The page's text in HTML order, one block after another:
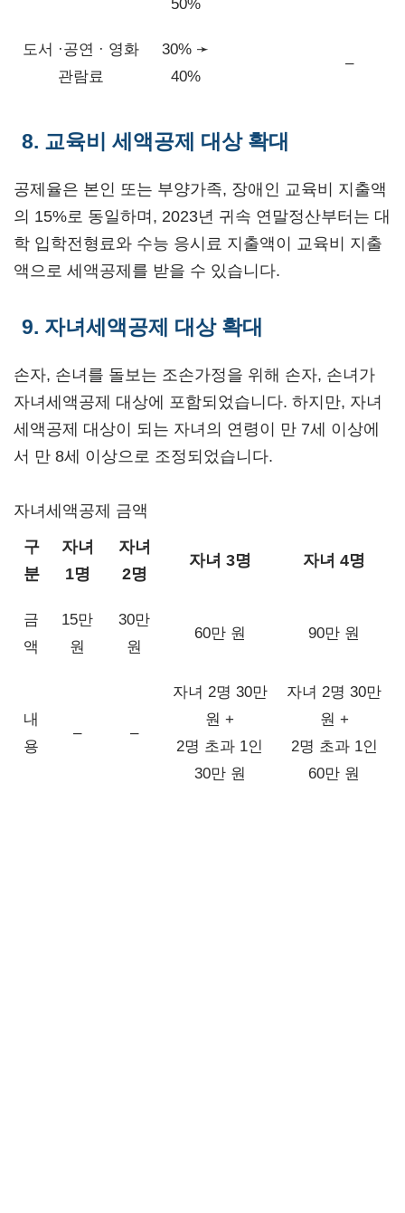
50%
도서 ·공연 · 영화
관람료
30% ➛
40%
–
8. 교육비 세액공제 대상 확대
공제율은 본인 또는 부양가족, 장애인 교육비 지출액
의 15%로 동일하며, 2023년 귀속 연말정산부터는 대
학 입학전형료와 수능 응시료 지출액이 교육비 지출
액으로 세액공제를 받을 수 있습니다.
9. 자녀세액공제 대상 확대
손자, 손녀를 돌보는 조손가정을 위해 손자, 손녀가
자녀세액공제 대상에 포함되었습니다. 하지만, 자녀
세액공제 대상이 되는 자녀의 연령이 만 7세 이상에
서 만 8세 이상으로 조정되었습니다.
자녀세액공제 금액
구
분
자녀
1명
자녀
2명
자녀 3명 자녀 4명
금
액
15만
원
30만
원
60만 원 90만 원
내
용
– –
자녀 2명 30만
원 +
2명 초과 1인
30만 원
자녀 2명 30만
원 +
2명 초과 1인
60만 원